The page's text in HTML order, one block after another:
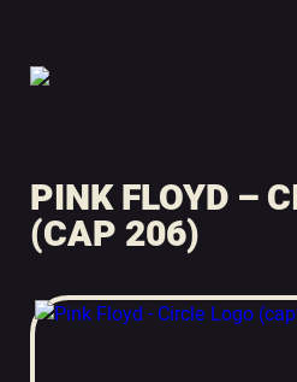
PINK FLOYD –
(CAP 206)